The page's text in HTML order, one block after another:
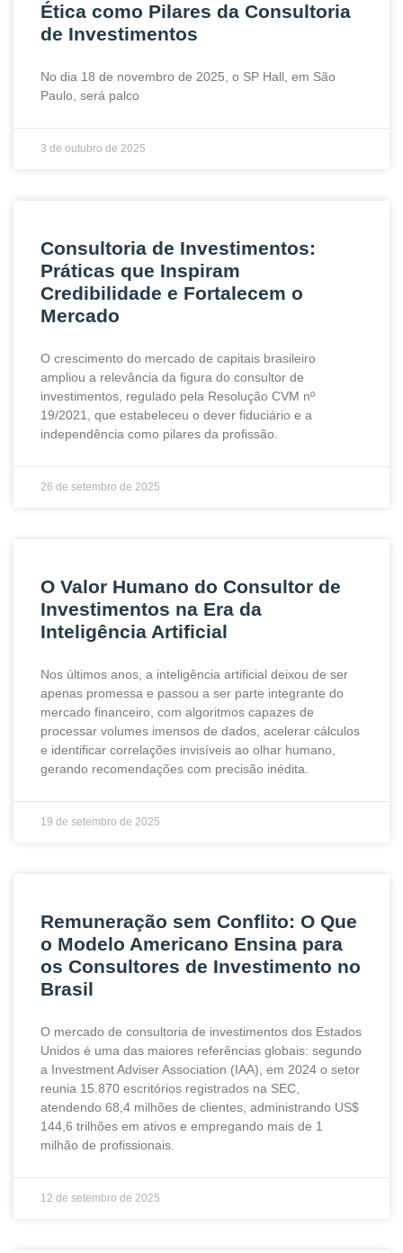
Ética como Pilares da Consultoria
de Investimentos
No dia 18 de novembro de 2025, o SP Hall, em São
Paulo, será palco
3 de outubro de 2025
Consultoria de Investimentos:
Práticas que Inspiram
Credibilidade e Fortalecem o
Mercado
O crescimento do mercado de capitais brasileiro
ampliou a relevância da figura do consultor de
investimentos, regulado pela Resolução CVM nº
19/2021, que estabeleceu o dever fiduciário e a
independência como pilares da profissão.
26 de setembro de 2025
O Valor Humano do Consultor de
Investimentos na Era da
Inteligência Artificial
Nos últimos anos, a inteligência artificial deixou de ser
apenas promessa e passou a ser parte integrante do
mercado financeiro, com algoritmos capazes de
processar volumes imensos de dados, acelerar cálculos
e identificar correlações invisíveis ao olhar humano,
gerando recomendações com precisão inédita.
19 de setembro de 2025
Remuneração sem Conflito: O Que
o Modelo Americano Ensina para
os Consultores de Investimento no
Brasil
O mercado de consultoria de investimentos dos Estados
Unidos é uma das maiores referências globais: segundo
a Investment Adviser Association (IAA), em 2024 o setor
reunia 15.870 escritórios registrados na SEC,
atendendo 68,4 milhões de clientes, administrando US$
144,6 trilhões em ativos e empregando mais de 1
milhão de profissionais.
12 de setembro de 2025